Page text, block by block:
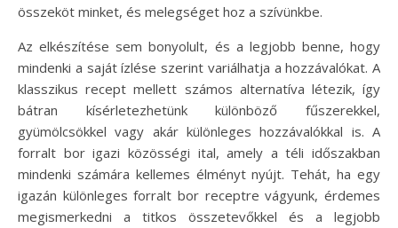
összeköt minket, és melegséget hoz a szívünkbe.
Az elkészítése sem bonyolult, és a legjobb benne, hogy
mindenki a saját ízlése szerint variálhatja a hozzávalókat. A
klasszikus recept mellett számos alternatíva létezik, így
bátran kísérletezhetünk különböző fűszerekkel,
gyümölcsökkel vagy akár különleges hozzávalókkal is. A
forralt bor igazi közösségi ital, amely a téli időszakban
mindenki számára kellemes élményt nyújt. Tehát, ha egy
igazán különleges forralt bor receptre vágyunk, érdemes
megismerkedni a titkos összetevőkkel és a legjobb